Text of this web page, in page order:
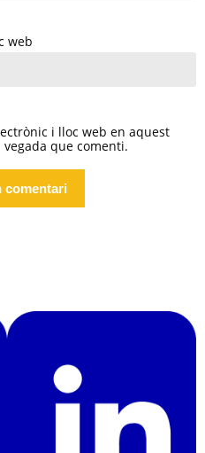
web
i lloc web en aquest
que comenti.